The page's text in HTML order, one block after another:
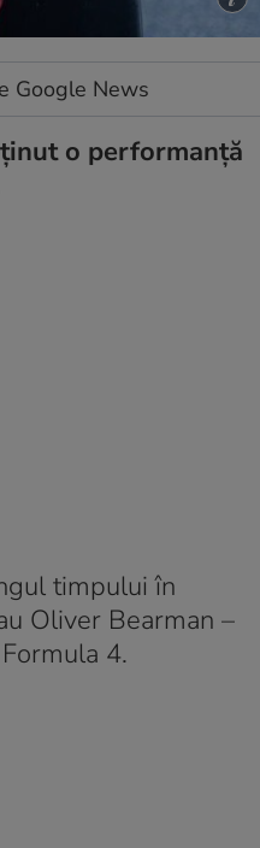
Google News
o performanță
timpului în
Oliver Bearman –
4.